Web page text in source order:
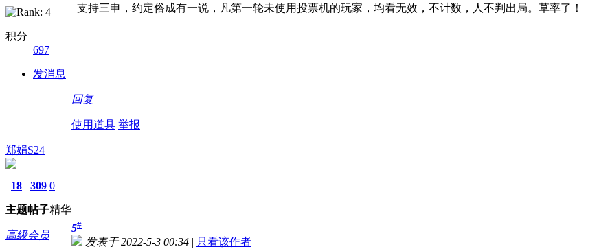
积分
697
发消息
支持三申，约定俗成有一说，凡第一轮未使用投票机的玩家，均看无效，不计数，人不判出局。草率了！
回复
使用道具 举报
郑娟S24
18
主题
309
帖子
0
精华
高级会员
5#
发表于 2022-5-3 00:34 | 只看该作者